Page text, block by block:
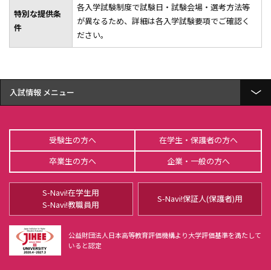
総合経営学部 経営学科とは
総合経営学部 商学科とは
OBPコース
大商大ビジネス・アイデアコンテスト
就職・資格
大商大の国際交流
ユニバーシティ・コモンズ リアクト
特別な提供条
件
各入学試験制度で試験日・試験会場・選考方法等
が異なるため、詳細は各入学試験要項でご確認く
ださい。
入試情報
入試結果
学費
受験生の方へ
在学生・保護者の方へ
卒業生の方へ
企業・一般の方へ
S-Navi!在学生用
S-Navi!教職員用
S-Navi!保証人(保護者)用
公益財団法人日本高等教育評価機構より大学評価基準を満たして
いると認定